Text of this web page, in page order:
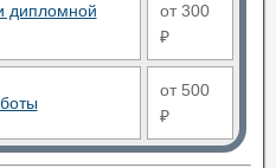
дипломной
от 300
₽
от 500
₽